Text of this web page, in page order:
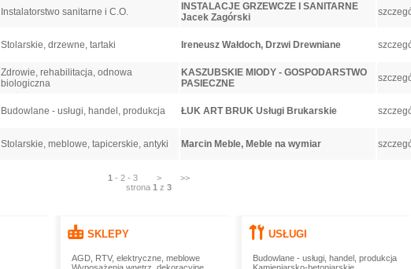
Instalatorstwo sanitarne i C.O.
INSTALACJE GRZEWCZE I SANITARNE
Jacek Zagórski
Stolarskie, drzewne, tartaki Ireneusz Wałdoch, Drzwi Drewniane
Zdrowie, rehabilitacja, odnowa
biologiczna
KASZUBSKIE MIODY - GOSPODARSTWO
PASIECZNE
Budowlane - usługi, handel, produkcja ŁUK ART BRUK Usługi Brukarskie
Stolarskie, meblowe, tapicerskie, antyki Marcin Meble, Meble na wymiar
1 - 2 - 3 >
>>
strona 1 z 3
SKLEPY
AGD, RTV, elektryczne, meblowe
USŁUGI
Budowlane - usługi, handel, produkcja